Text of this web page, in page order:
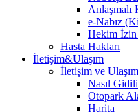
Anlaşmalı
e-Nabız
Hekim İzin
Hasta Hakları
İletişim&Ulaşım
İletişim ve Ulaşım
Nasıl
Otopark
Harita